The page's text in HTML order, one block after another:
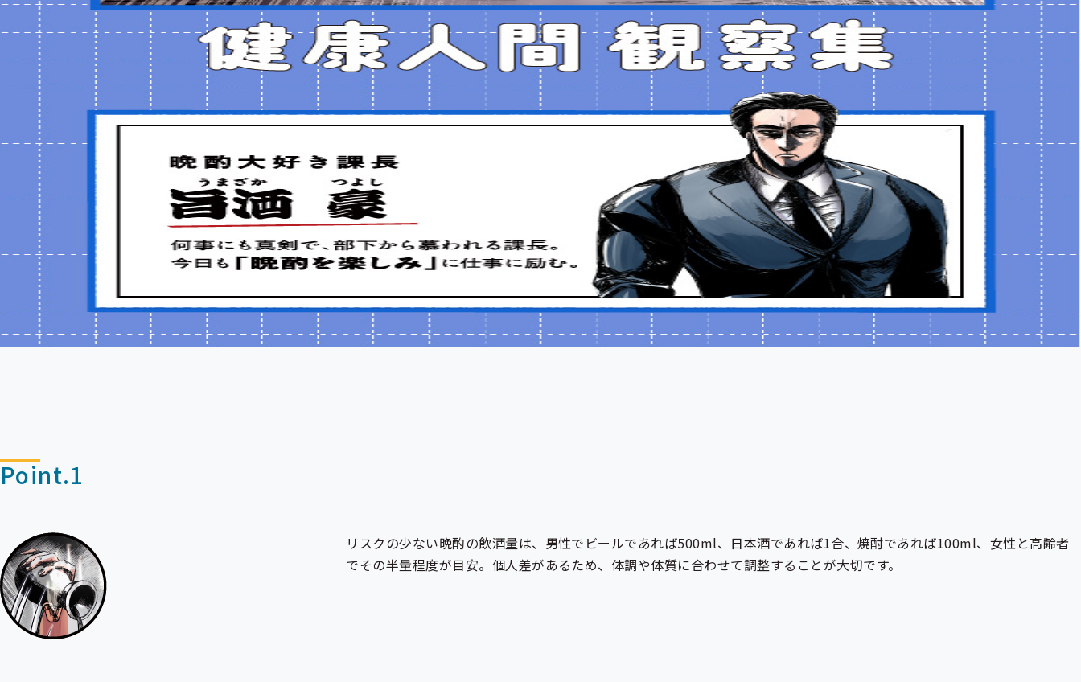
Point.1
リスクの少ない晩酌の飲酒量は、男性でビールであれば500ml、日本酒であれば1合、焼酎であれば100ml、女性と高齢者
でその半量程度が目安。個人差があるため、体調や体質に合わせて調整することが大切です。